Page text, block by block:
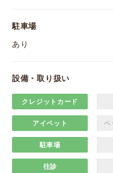
駐車場
あり
設備・取り扱い
クレジットカード
アイペット ペ
駐車場
往診